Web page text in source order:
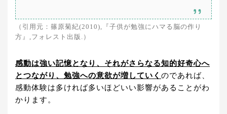
（引用元：篠原菊紀(2010),『子供が勉強にハマる脳の作り
方』,フォレスト出版.）
感動は強い記憶となり、それがさらなる知的好奇心へ
とつながり、勉強への意欲が増していく のであれば、
感動体験は多ければ多いほどいい影響があることがわ
かります。